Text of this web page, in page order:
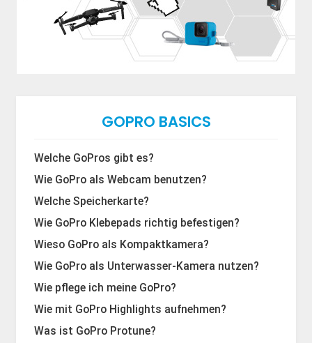
GOPRO BASICS
Welche GoPros gibt es?
Wie GoPro als Webcam benutzen?
Welche Speicherkarte?
Wie GoPro Klebepads richtig befestigen?
Wieso GoPro als Kompaktkamera?
Wie GoPro als Unterwasser-Kamera nutzen?
Wie pflege ich meine GoPro?
Wie mit GoPro Highlights aufnehmen?
Was ist GoPro Protune?